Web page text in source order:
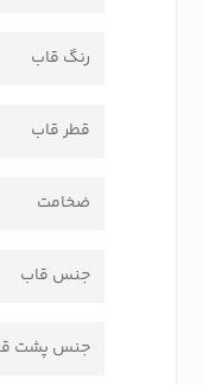
رنگ قاب
قطر قاب
ضخامت
جنس قاب
جنس پشت